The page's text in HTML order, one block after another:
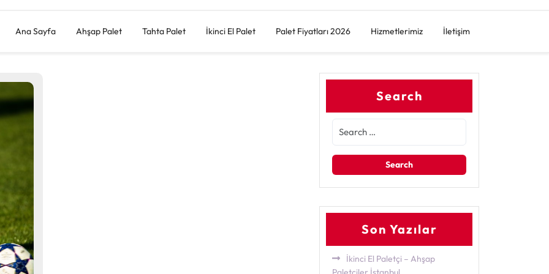
Ana Sayfa Ahşap Palet Tahta Palet İkinci El Palet Palet Fiyatları 2026 Hizmetlerimiz İletişim
Search
Son Yazılar
İkinci El Paletçi – Ahşap